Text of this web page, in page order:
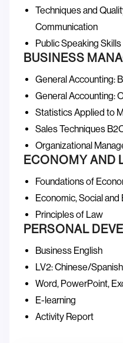
Techniques and
Communication
Public Speaking Skills
BUSINESS
General Accounting:
General Accounting:
Statistics Applied to
Sales Techniques
Organizational
ECONOMY AND
Foundations of
Economic, Social
Principles of Law
PERSONAL
Business English
LV2: Chinese/Spanish
Word, PowerPoint,
E-learning
Activity Report